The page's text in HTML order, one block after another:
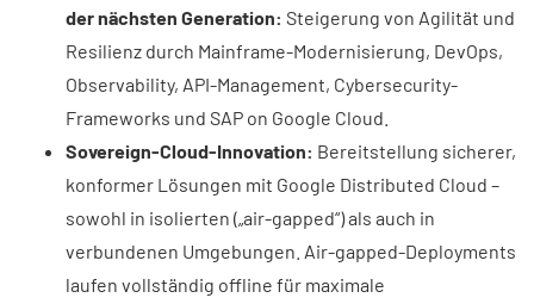
der nächsten Generation: Steigerung von Agilität und
Resilienz durch Mainframe-Modernisierung, DevOps,
Observability, API-Management, Cybersecurity-
Frameworks und SAP on Google Cloud.
Sovereign-Cloud-Innovation: Bereitstellung sicherer,
konformer Lösungen mit Google Distributed Cloud –
sowohl in isolierten („air-gapped“) als auch in
verbundenen Umgebungen. Air-gapped-Deployments
laufen vollständig offline für maximale